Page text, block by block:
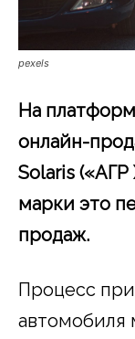
pexels
На
онлайн-
Solaris
марки это
продаж.
Процесс
автомобиля